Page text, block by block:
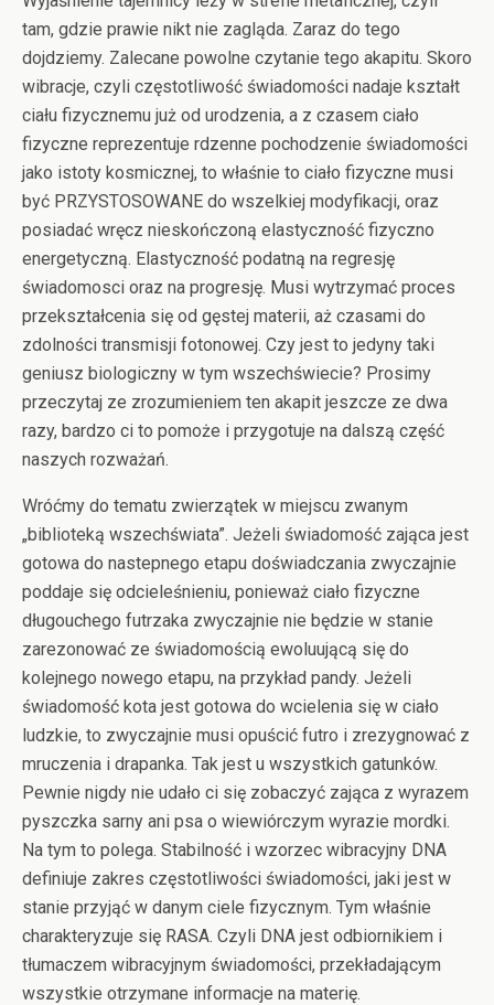
tam, gdzie prawie nikt nie zagląda. Zaraz do tego
dojdziemy. Zalecane powolne czytanie tego akapitu. Skoro
wibracje, czyli częstotliwość świadomości nadaje kształt
ciału fizycznemu już od urodzenia, a z czasem ciało
fizyczne reprezentuje rdzenne pochodzenie świadomości
jako istoty kosmicznej, to właśnie to ciało fizyczne musi
być PRZYSTOSOWANE do wszelkiej modyfikacji, oraz
posiadać wręcz nieskończoną elastyczność fizyczno
energetyczną. Elastyczność podatną na regresję
świadomosci oraz na progresję. Musi wytrzymać proces
przekształcenia się od gęstej materii, aż czasami do
zdolności transmisji fotonowej. Czy jest to jedyny taki
geniusz biologiczny w tym wszechświecie? Prosimy
przeczytaj ze zrozumieniem ten akapit jeszcze ze dwa
razy, bardzo ci to pomoże i przygotuje na dalszą część
naszych rozważań.
Wróćmy do tematu zwierzątek w miejscu zwanym
„biblioteką wszechświata”. Jeżeli świadomość zająca jest
gotowa do nastepnego etapu doświadczania zwyczajnie
poddaje się odcieleśnieniu, ponieważ ciało fizyczne
długouchego futrzaka zwyczajnie nie będzie w stanie
zarezonować ze świadomością ewoluującą się do
kolejnego nowego etapu, na przykład pandy. Jeżeli
świadomość kota jest gotowa do wcielenia się w ciało
ludzkie, to zwyczajnie musi opuścić futro i zrezygnować z
mruczenia i drapanka. Tak jest u wszystkich gatunków.
Pewnie nigdy nie udało ci się zobaczyć zająca z wyrazem
pyszczka sarny ani psa o wiewiórczym wyrazie mordki.
Na tym to polega. Stabilność i wzorzec wibracyjny DNA
definiuje zakres częstotliwości świadomości, jaki jest w
stanie przyjąć w danym ciele fizycznym. Tym właśnie
charakteryzuje się RASA. Czyli DNA jest odbiornikiem i
tłumaczem wibracyjnym świadomości, przekładającym
wszystkie otrzymane informacje na materię.